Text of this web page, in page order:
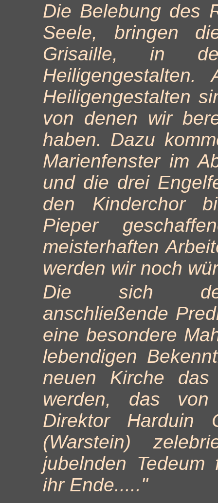
Die Belebung des
Seele, bringen
Grisaille, in
Heiligengestalten
von denen wir
haben. Dazu
Marienfenster im
und die drei
den Kinderchor
Pieper
meisterhaften
werden wir noch
Die sich den
anschließende
eine besondere
lebendigen
neuen Kirche
werden, das von
Direktor Harduin
(Warstein)
jubelnden
ihr Ende....."